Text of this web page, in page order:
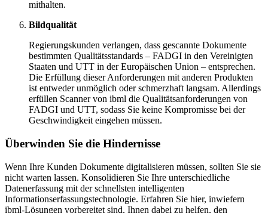
mithalten.
Bildqualität
Regierungskunden verlangen, dass gescannte Dokumente
bestimmten Qualitätsstandards – FADGI in den Vereinigten
Staaten und UTT in der Europäischen Union – entsprechen.
Die Erfüllung dieser Anforderungen mit anderen Produkten
ist entweder unmöglich oder schmerzhaft langsam. Allerdings
erfüllen Scanner von ibml die Qualitätsanforderungen von
FADGI und UTT, sodass Sie keine Kompromisse bei der
Geschwindigkeit eingehen müssen.
Überwinden Sie die Hindernisse
Wenn Ihre Kunden Dokumente digitalisieren müssen, sollten Sie sie
nicht warten lassen. Konsolidieren Sie Ihre unterschiedliche
Datenerfassung mit der schnellsten intelligenten
Informationserfassungstechnologie. Erfahren Sie hier, inwiefern
ibml-Lösungen vorbereitet sind, Ihnen dabei zu helfen, den